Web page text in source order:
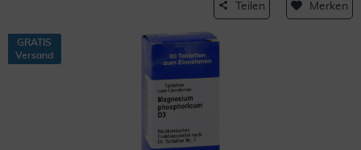
Teilen Merken
GRATIS
Versand